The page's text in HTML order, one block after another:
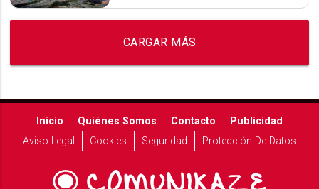
CARGAR MÁS
Inicio Quiénes Somos Contacto
Publicidad
Aviso Legal
Cookies Seguridad Protección De Datos